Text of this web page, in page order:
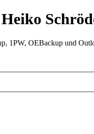
1PW, OEBackup und